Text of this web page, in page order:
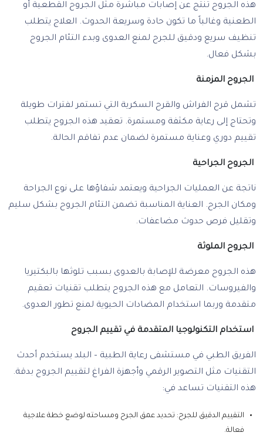
هذه الجروح تنتج عن إصابات مباشرة مثل الجروح القطعية أو
الطعنية وغالباً ما تكون حادة وسريعة الحدوث. العلاج يتطلب
تنظيف سريع ودقيق للجرح لمنع العدوى وبدء التئام الجروح
بشكل فعال.
الجروح المزمنة
تشمل قرح الفراش والقرح السكرية التي تستمر لفترات طويلة
وتحتاج إلى رعاية مكثفة ومستمرة. تعقيد هذه الجروح يتطلب
تقييم دوري وعناية مستمرة لضمان عدم تفاقم الحالة.
الجروح الجراحية
ناتجة عن العمليات الجراحية ويعتمد شفاؤها على نوع الجراحة
ومكان الجرح. العناية المناسبة تضمن التئام الجروح بشكل سليم
وتقليل فرص حدوث مضاعفات.
الجروح الملوثة
هذه الجروح معرضة للإصابة بالعدوى بسبب تلوثها بالبكتيريا
والفيروسات. التعامل مع هذه الجروح يتطلب تقنيات تعقيم
متقدمة وربما استخدام المضادات الحيوية لمنع تطور العدوى.
استخدام التكنولوجيا المتقدمة في تقييم الجروح
الفريق الطبي في مستشفى رعاية الطبية – البلد يستخدم أحدث
التقنيات مثل التصوير الرقمي وأجهزة الفراغ لتقييم الجروح بدقة.
هذه التقنيات تساعد في:
التقييم الدقيق للجرح: تحديد عمق الجرح ومساحته لوضع خطة علاجية
فعالة.